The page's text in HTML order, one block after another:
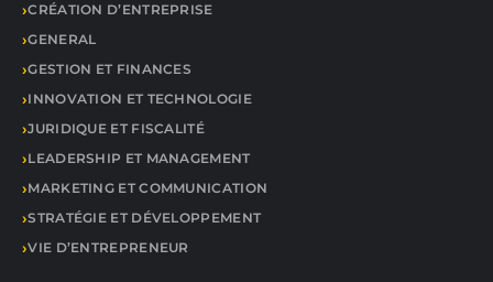
CRÉATION D’ENTREPRISE
GENERAL
GESTION ET FINANCES
INNOVATION ET TECHNOLOGIE
JURIDIQUE ET FISCALITÉ
LEADERSHIP ET MANAGEMENT
MARKETING ET COMMUNICATION
STRATÉGIE ET DÉVELOPPEMENT
VIE D’ENTREPRENEUR